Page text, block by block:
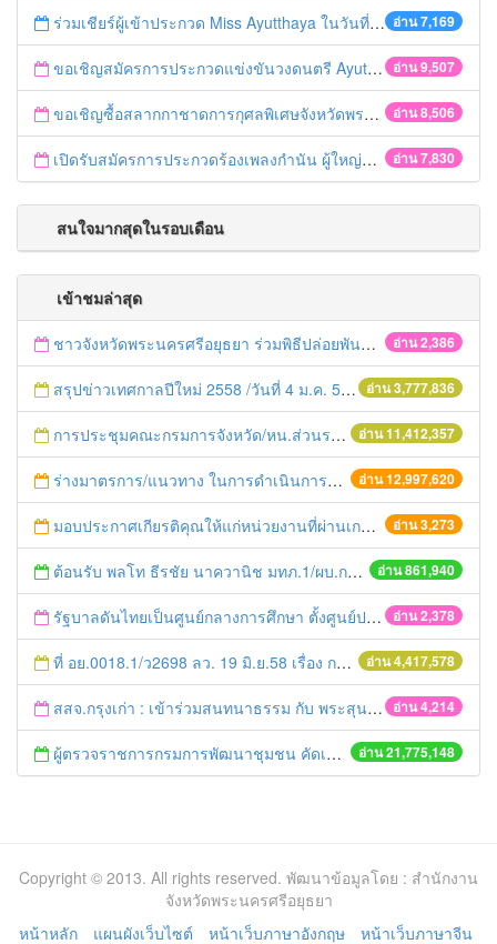
อ่าน 7,169
ร่วมเชียร์ผู้เข้าประกวด Miss Ayutthaya ในวันที่ 15 ธันวาคม 2560
อ่าน 9,507
ขอเชิญสมัครการประกวดแข่งขันวงดนตรี Ayutthaya battle of the bands
อ่าน 8,506
ขอเชิญซื้อสลากกาชาดการกุศลพิเศษจังหวัดพระนครศรีอยุธยา 2560
อ่าน 7,830
เปิดรับสมัครการประกวดร้องเพลงกำนัน ผู้ใหญ่บ้าน ฯลฯ
สนใจมากสุดในรอบเดือน
เข้าชมล่าสุด
อ่าน 2,386
ชาวจังหวัดพระนครศรีอยุธยา ร่วมพิธีปล่อยพันธุ์ปลากว่า 187,250 ตัว ตามโครงการพัฒนาการผลิต การแปรรูปและเชื่อมโยงตลาดสินค้าเกษตรปลอดภัยที่มีศักยภาพเพื่อการบริโภค
อ่าน 3,777,836
สรุปข่าวเทศกาลปีใหม่ 2558 /วันที่ 4 ม.ค. 58
อ่าน 11,412,357
การประชุมคณะกรมการจังหวัด/หน.ส่วนราชการประจำเดือน มิถุนายน 2558
อ่าน 12,997,620
ร่างมาตรการ/แนวทาง ในการดำเนินการประกอบการตรวจราชการแบบบูรณาการ
อ่าน 3,273
มอบประกาศเกียรติคุณให้แก่หน่วยงานที่ผ่านเกณฑ์การประเมินตามโครงการสร้างความเข็มแข็งในการบริหารจัดการด้านการเงินการคลังให้กับส่วนราชการจังหวัดพระนครศรีอยุธยา
อ่าน 861,940
ต้อนรับ พลโท ธีรชัย นาควานิช มทภ.1/ผบ.กกล.รส.ทภ.1 และคณะ ในการตรวจเยี่ยมศูนย์ดำรงธรรมจังหวัดพระนครศรีอยุธยา
อ่าน 2,378
รัฐบาลดันไทยเป็นศูนย์กลางการศึกษา ตั้งศูนย์ประสานเตรียมความพร้อมไทยเข้าสู่ AEC
อ่าน 4,417,578
ที่ อย.0018.1/ว2698 ลว. 19 มิ.ย.58 เรื่อง การแก้ไขปัญหาหนี้สินให้แก่เกษตรกร
อ่าน 4,214
สสจ.กรุงเก่า : เข้าร่วมสนทนาธรรม กับ พระสุนทรธรรมานุวัตร (หลวงพ่อเอียด อินฺทวํโส)
อ่าน 21,775,148
ผู้ตรวจราชการกรมการพัฒนาชุมชน คัดเลือกข้าราชการและลูกจ้างดีเด่น และหน่วยงานพัฒนาชุมชนใสสะอาด ประจำปี ๒๕๕๔
Copyright © 2013. All rights reserved. พัฒนาข้อมูลโดย : สำนักงาน
จังหวัดพระนครศรีอยุธยา
หน้าหลัก
แผนผังเว็บไซต์ หน้าเว็บภาษาอังกฤษ หน้าเว็บภาษาจีน